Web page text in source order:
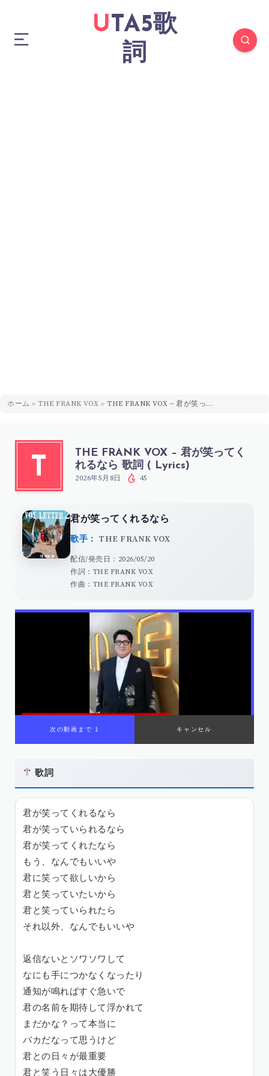
UTA5歌
詞
ホーム » THE FRANK VOX » THE FRANK VOX – 君が笑ってくれるなら 歌詞 ( Lyrics)
T
THE FRANK VOX – 君が笑ってく
れるなら 歌詞 ( Lyrics)
2026年5月8日 45
君が笑ってくれるなら
歌手： THE FRANK VOX
配信/発売日：2026/05/20
作詞：THE FRANK VOX
作曲：THE FRANK VOX
次の動画まで 1 キャンセル
歌詞
君が笑ってくれるなら
君が笑っていられるなら
君が笑ってくれたなら
もう、なんでもいいや
君に笑って欲しいから
君と笑っていたいから
君と笑っていられたら
それ以外、なんでもいいや
返信ないとソワソワして
なにも手につかなくなったり
通知が鳴ればすぐ急いで
君の名前を期待して浮かれて
まだかな？って本当に
バカだなって思うけど
君との日々が最重要
君と笑う日々は大優勝